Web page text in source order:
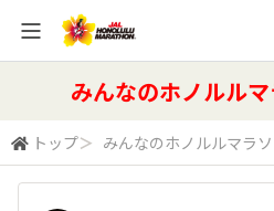
全体検索みんなのホノルル
トップ＞ みんなのホノルルマラ